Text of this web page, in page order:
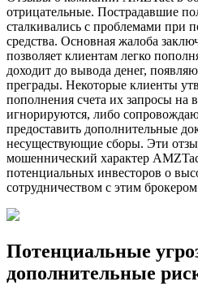
отрицательные. Пострадавшие
сталкивались с проблемами при
средства. Основная жалоба
позволяет клиентам легко
доходит до вывода денег,
преграды. Некоторые клиенты
пополнения счета их запросы на
игнорируются, либо
предоставить дополнительные
несуществующие сборы. Эти
мошеннический характер
потенциальных инвесторов о
сотрудничеством с этим
Потенциальные
дополнительные